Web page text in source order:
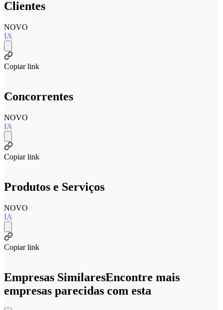
Clientes
NOVO
IA
Copiar link
Concorrentes
NOVO
IA
Copiar link
Produtos e Serviços
NOVO
IA
Copiar link
Empresas SimilaresEncontre mais
empresas parecidas com esta